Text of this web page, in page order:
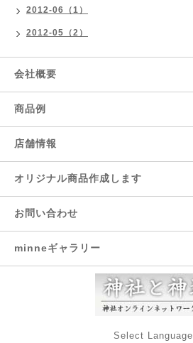
2012-06（1）
2012-05（2）
会社概要
商品例
店舗情報
オリジナル商品作成します
お問い合わせ
minneギャラリー
Select Language